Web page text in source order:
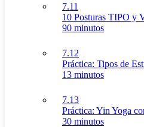
7.11
10 Posturas TIPO y
90 minutos
7.12
Práctica: Tipos de
13 minutos
7.13
Práctica: Yin Yoga
30 minutos